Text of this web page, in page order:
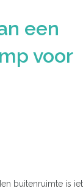
een
voor
buitenruimte is